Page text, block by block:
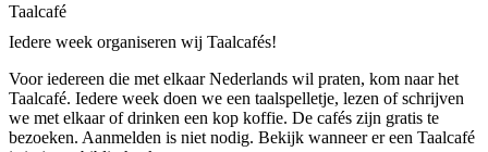
Taalcafé
Iedere week organiseren wij Taalcafés!
Voor iedereen die met elkaar Nederlands wil praten, kom naar het
Taalcafé. Iedere week doen we een taalspelletje, lezen of schrijven
we met elkaar of drinken een kop koffie. De cafés zijn gratis te
bezoeken. Aanmelden is niet nodig. Bekijk wanneer er een Taalcafé